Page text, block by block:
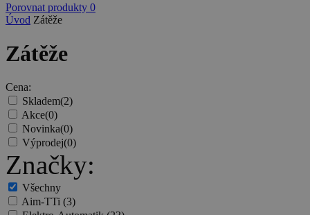
Porovnat produkty 0
Úvod Zátěže
Zátěže
Cena:
Skladem(2)
Akce(0)
Novinka(0)
Výprodej(0)
Značky:
Všechny
Aim-TTi (3)